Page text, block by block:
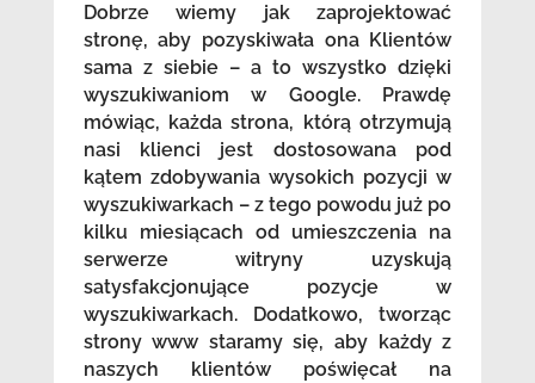
Dobrze wiemy jak zaprojektować
stronę, aby pozyskiwała ona Klientów
sama z siebie – a to wszystko dzięki
wyszukiwaniom w Google. Prawdę
mówiąc, każda strona, którą otrzymują
nasi klienci jest dostosowana pod
kątem zdobywania wysokich pozycji w
wyszukiwarkach – z tego powodu już po
kilku miesiącach od umieszczenia na
serwerze witryny uzyskują
satysfakcjonujące pozycje w
wyszukiwarkach. Dodatkowo, tworząc
strony www staramy się, aby każdy z
naszych klientów poświęcał na